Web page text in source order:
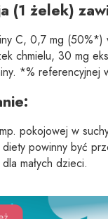
(1 żelek)
C, 0,7 mg (50%*)
chmielu, 30 mg
*% referencyjnej
pokojowej w
diety powinny być
małych dzieci.